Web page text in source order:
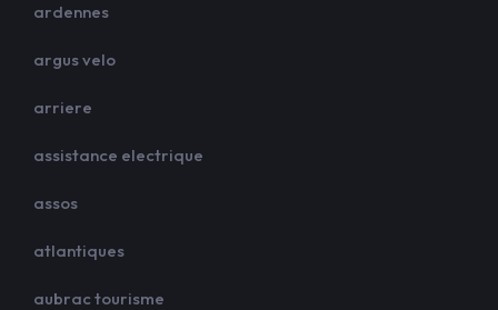
ardennes
argus velo
arriere
assistance electrique
assos
atlantiques
aubrac tourisme